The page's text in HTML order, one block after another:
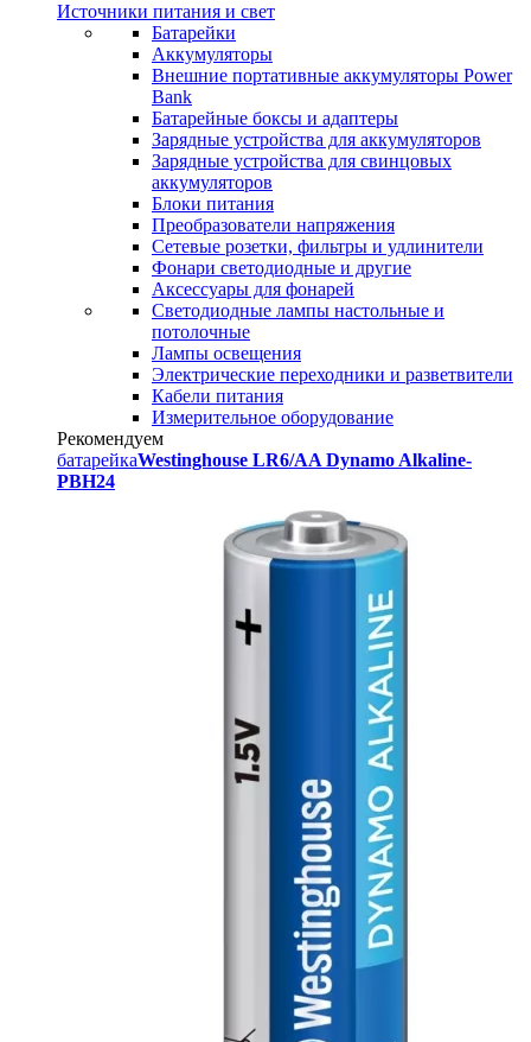
Источники питания и свет
Батарейки
Аккумуляторы
Внешние портативные аккумуляторы Power
Bank
Батарейные боксы и адаптеры
Зарядные устройства для аккумуляторов
Зарядные устройства для свинцовых
аккумуляторов
Блоки питания
Преобразователи напряжения
Сетевые розетки, фильтры и удлинители
Фонари светодиодные и другие
Аксессуары для фонарей
Светодиодные лампы настольные и
потолочные
Лампы освещения
Электрические переходники и разветвители
Кабели питания
Измерительное оборудование
Рекомендуем
батарейкаWestinghouse LR6/AA Dynamo Alkaline-
PBH24